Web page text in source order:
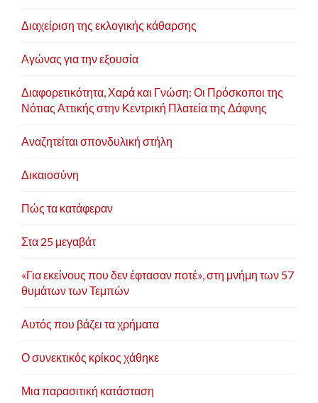
Διαχείριση της εκλογικής κάθαρσης
Αγώνας για την εξουσία
Διαφορετικότητα, Χαρά και Γνώση: Οι Πρόσκοποι της
Νότιας Αττικής στην Κεντρική Πλατεία της Δάφνης
Αναζητείται σπονδυλική στήλη
Δικαιοσύνη
Πώς τα κατάφεραν
Στα 25 μεγαβάτ
«Για εκείνους που δεν έφτασαν ποτέ», στη μνήμη των 57
θυμάτων των Τεμπών
Αυτός που βάζει τα χρήματα
Ο συνεκτικός κρίκος χάθηκε
Μια παρασιτική κατάσταση